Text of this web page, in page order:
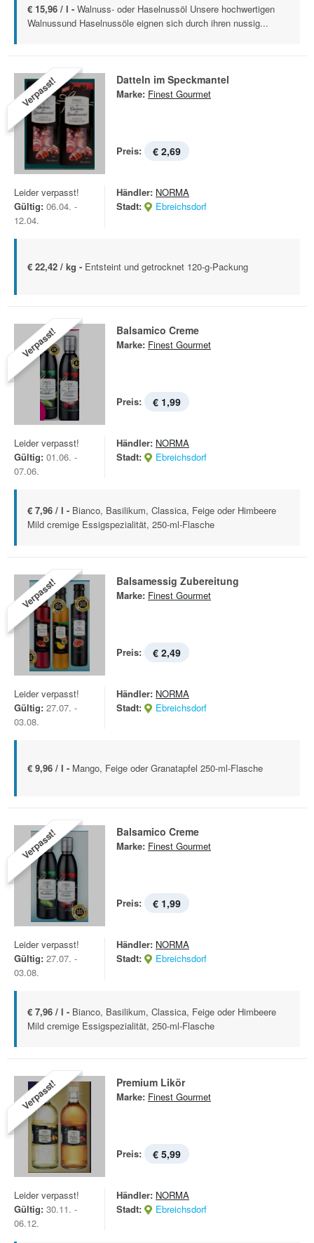
€ 15,96 / l - Walnuss- oder Haselnussöl Unsere hochwertigen
Walnussund Haselnussöle eignen sich durch ihren nussig...
Verpasst! Datteln im Speckmantel
Marke: Finest Gourmet
Preis: € 2,69
Leider verpasst!
Gültig: 06.04. -
12.04.
Händler: NORMA
Stadt:
Ebreichsdorf
€ 22,42 / kg - Entsteint und getrocknet 120-g-Packung
Verpasst! Balsamico Creme
Marke: Finest Gourmet
Preis: € 1,99
Leider verpasst!
Gültig: 01.06. -
07.06.
Händler: NORMA
Stadt:
Ebreichsdorf
€ 7,96 / l - Bianco, Basilikum, Classica, Feige oder Himbeere
Mild cremige Essigspezialität, 250-ml-Flasche
Verpasst! Balsamessig Zubereitung
Marke: Finest Gourmet
Preis: € 2,49
Leider verpasst!
Gültig: 27.07. -
03.08.
Händler: NORMA
Stadt:
Ebreichsdorf
€ 9,96 / l - Mango, Feige oder Granatapfel 250-ml-Flasche
Verpasst! Balsamico Creme
Marke: Finest Gourmet
Preis: € 1,99
Leider verpasst!
Gültig: 27.07. -
03.08.
Händler: NORMA
Stadt:
Ebreichsdorf
€ 7,96 / l - Bianco, Basilikum, Classica, Feige oder Himbeere
Mild cremige Essigspezialität, 250-ml-Flasche
Verpasst! Premium Likör
Marke: Finest Gourmet
Preis: € 5,99
Leider verpasst!
Gültig: 30.11. -
06.12.
Händler: NORMA
Stadt:
Ebreichsdorf